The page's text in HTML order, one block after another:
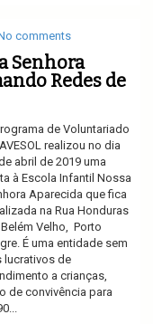
comments
Senhora
Redes de
de Voluntariado
realizou no dia
abril de 2019 uma
à Escola Infantil Nossa
Aparecida que fica
na Rua Honduras
Velho, Porto
É uma entidade sem
lucrativos de
a crianças,
de convivência para